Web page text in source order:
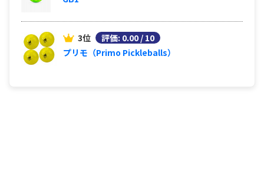
3位
評価: 0.00 / 10
プリモ（Primo Pickleballs）